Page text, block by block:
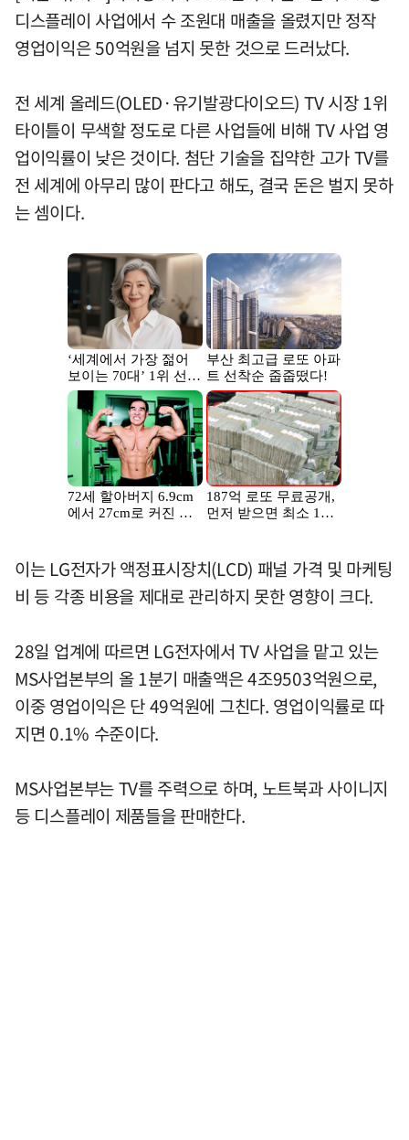
디스플레이 사업에서 수 조원대 매출을 올렸지만 정작
영업이익은 50억원을 넘지 못한 것으로 드러났다.
전 세계 올레드(OLED·유기발광다이오드) TV 시장 1위
타이틀이 무색할 정도로 다른 사업들에 비해 TV 사업 영
업이익률이 낮은 것이다. 첨단 기술을 집약한 고가 TV를
전 세계에 아무리 많이 판다고 해도, 결국 돈은 벌지 못하
는 셈이다.
이는 LG전자가 액정표시장치(LCD) 패널 가격 및 마케팅
비 등 각종 비용을 제대로 관리하지 못한 영향이 크다.
28일 업계에 따르면 LG전자에서 TV 사업을 맡고 있는
MS사업본부의 올 1분기 매출액은 4조9503억원으로,
이중 영업이익은 단 49억원에 그친다. 영업이익률로 따
지면 0.1% 수준이다.
MS사업본부는 TV를 주력으로 하며, 노트북과 사이니지
등 디스플레이 제품들을 판매한다.